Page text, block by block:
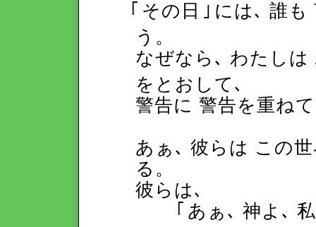
｢ その日 ｣ には､ 誰も
う。
なぜなら､ わたしは
をとおして､
警告に 警告を重ね
あぁ､ 彼らは この
る。
彼らは､
｢ あぁ､ 神よ､